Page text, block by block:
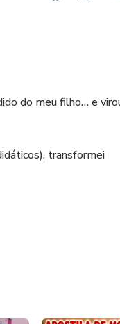
amigos e
o seu próprio
pode proporcionar
do meu filho… e
transformei